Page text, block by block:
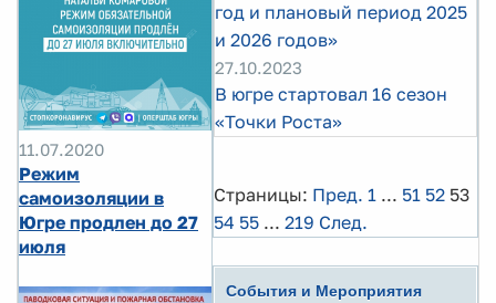
11.07.2020
Режим
самоизоляции в
Югре продлен до 27
июля
год и плановый период 2025
и 2026 годов»
27.10.2023
В югре стартовал 16 сезон
«Точки Роста»
Страницы: Пред. 1 ... 51 52 53
54 55 ... 219 След.
События и Мероприятия